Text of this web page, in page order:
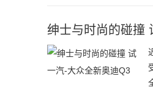
绅士与时尚的碰撞